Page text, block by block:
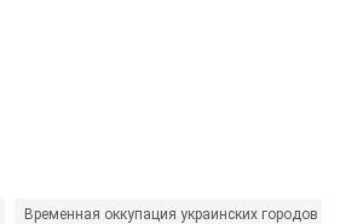
Временная оккупация украинских городов